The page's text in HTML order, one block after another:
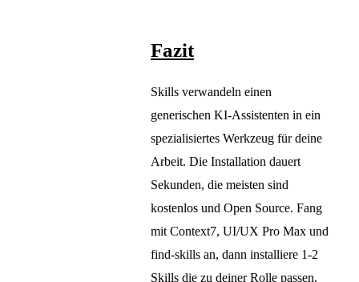
Fazit
Skills verwandeln einen
generischen KI-Assistenten in ein
spezialisiertes Werkzeug für deine
Arbeit. Die Installation dauert
Sekunden, die meisten sind
kostenlos und Open Source. Fang
mit Context7, UI/UX Pro Max und
find-skills an, dann installiere 1-2
Skills die zu deiner Rolle passen.